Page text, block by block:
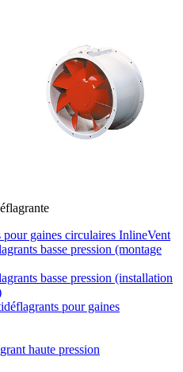
gaines circulaires InlineVent
basse pression (montage
basse pression (installation
pour gaines
haute pression